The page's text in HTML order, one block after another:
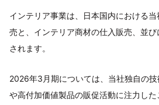
インテリア事業は、日本国内における
売と、インテリア商材の仕入販売、並
されます。
2026年3月期については、当社独自の
や高付加価値製品の販促活動に注力し